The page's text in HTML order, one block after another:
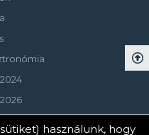
használunk, hogy